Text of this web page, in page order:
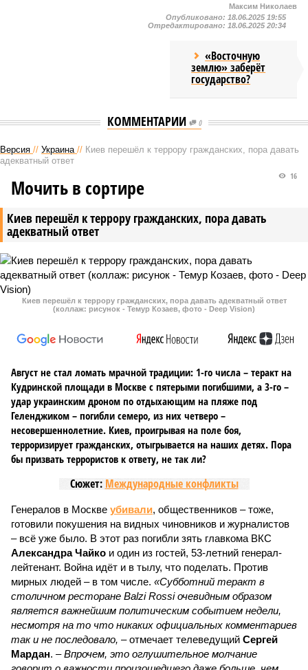
Максим Николаев
Опубликовано: 18.06.2025 19:55
Отредактировано: 18.06.2025 20:34
«Восточную
землю» заберёт
государство?
КОММЕНТАРИИ 0
Версия // Украина // Киев перешёл к террору гражданских, пора давать
адекватный ответ
Киев перешёл к террору гражданских, пора давать
адекватный ответ
16
Мочить в сортире
Киев перешёл к террору гражданских, пора давать адекватный ответ
(коллаж: рисунок - Темур Козаев, фото - Deep Vision)
Август не стал ломать мрачной традиции: 1-го числа – теракт на
Кудринской площади в Москве с пятерыми погибшими, а 3-го –
удар украинским дроном по отдыхающим на пляже под
Геленджиком – погибли семеро, из них четверо –
несовершеннолетние. Киев, проигрывая на поле боя,
терроризирует гражданских, отыгрывается на наших детях. Пора
бы призвать террористов к ответу, не так ли?
Сюжет: Международные конфликты
Генералов в Москве убивали, общественников – тоже,
готовили покушения на видных чиновников и журналистов
– всё уже было. В этот раз погибли зять главкома ВКС
Александра Чайко и один из гостей, 53-летний генерал-
лейтенант. Война идёт и в тылу, что поделать. Против
мирных людей – в том числе. «Субботний теракт в
столичном ресторане Balzi Rossi очевидным образом
является важнейшим политическим событием недели,
несмотря на то что никаких официальных комментариев
так и не последовало, – отмечает телеведущий Сергей
Мардан. –Впрочем, это оглушительное молчание